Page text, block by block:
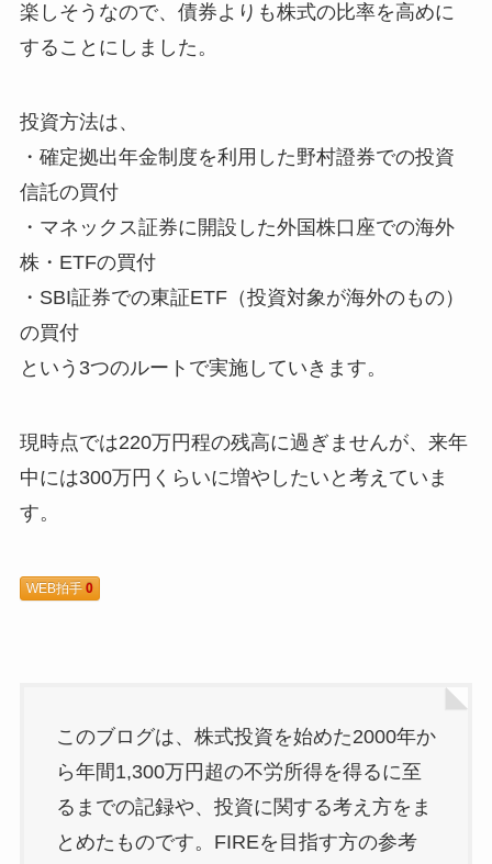
楽しそうなので、債券よりも株式の比率を高めに
することにしました。
投資方法は、
・確定拠出年金制度を利用した野村證券での投資
信託の買付
・マネックス証券に開設した外国株口座での海外
株・ETFの買付
・SBI証券での東証ETF（投資対象が海外のもの）
の買付
という3つのルートで実施していきます。
現時点では220万円程の残高に過ぎませんが、来年
中には300万円くらいに増やしたいと考えていま
す。
WEB拍手 0
このブログは、株式投資を始めた2000年か
ら年間1,300万円超の不労所得を得るに至
るまでの記録や、投資に関する考え方をま
とめたものです。FIREを目指す方の参考